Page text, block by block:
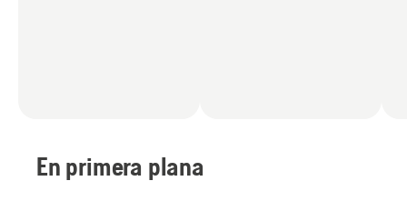
En primera plana